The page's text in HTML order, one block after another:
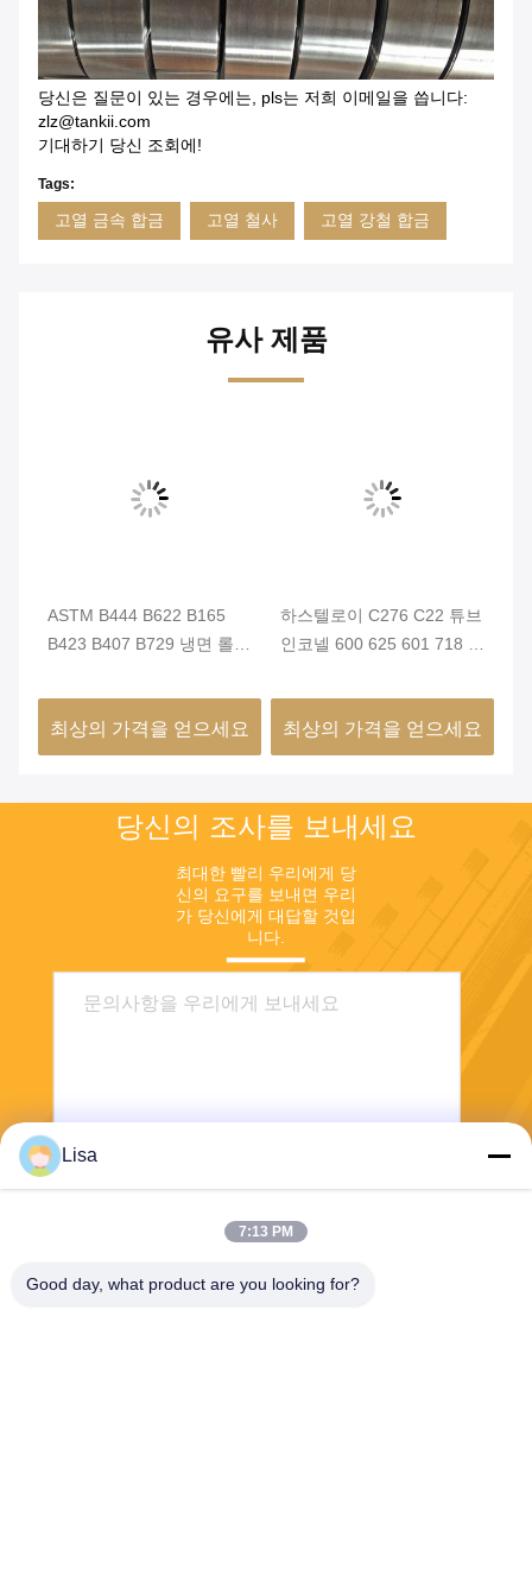
당신은 질문이 있는 경우에는, pls는 저희 이메일을 씁니다:
zlz@tankii.com
기대하기 당신 조회에!
Tags:
고열 금속 합금 고열 철사 고열 강철 합금
유사 제품
ASTM B444 B622 B165
B423 B407 B729 냉면 롤링
코로이 800 825 인코넬 600
625 718 X750 모넬 400
K500 톱니 없는 니켈 합금
최상의 가격을 얻으세요
하스텔로이 C276 C22 튜브
인코넬 600 625 601 718 매
이프 모넬 400 K500 튜브
최상의 가격을 얻으세요
당신의 조사를 보내세요
최대한 빨리 우리에게 당
신의 요구를 보내면 우리
가 당신에게 대답할 것입
니다.
Lisa
7:13 PM
Good day, what product are you looking for?